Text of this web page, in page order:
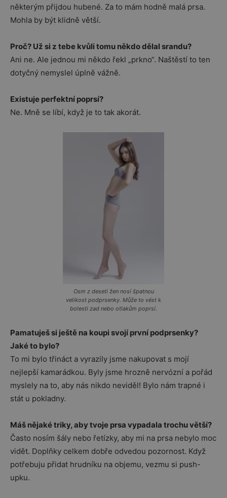
některým přijdou hubené. Za to mám hodně malá prsa.
Mohla by být klidně větší.
Proč? Už si z tebe kvůli tomu někdo dělal srandu?
Ani ne. Ale jednou mi někdo řekl „prkno“. Naštěstí to ten
dotyčný nemyslel úplně vážně.
Existuje perfektní poprsí?
Ne. Mně se líbí, když je to tak akorát.
Osm z deseti žen nosí špatnou
velikost podprsenky. Může to vést k
bolesti zad nebo otlakům poprsí.
Pamatuješ si ještě na koupi svojí první podprsenky?
Jaké to bylo?
To mi bylo třináct a vyrazily jsme nakupovat s mojí
nejlepší kamarádkou. Byly jsme hrozně nervózní a pořád
myslely na to, aby nás nikdo neviděl! Bylo nám trapné i
stát u pokladny.
Máš nějaké triky, aby tvoje prsa vypadala trochu větší?
Často nosím šály nebo řetízky, aby mi na prsa nebylo moc
vidět. Doplňky celkem dobře odvedou pozornost. Když
potřebuju přidat hrudníku na objemu, vezmu si push-
upku.